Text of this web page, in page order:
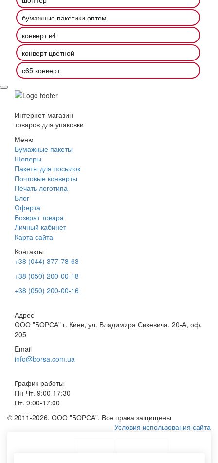
бумажные пакетики оптом
конверт в4
конверт цветной
с65 конверт
Интернет-магазин
товаров для упаковки
Меню
Бумажные пакеты
Шоперы
Пакеты для посылок
Почтовые конверты
Печать логотипа
Блог
Оферта
Возврат товара
Личный кабинет
Карта сайта
Контакты
+38 (044) 377-78-63
+38 (050) 200-00-18
+38 (050) 200-00-16
Адрес
ООО "БОРСА" г. Киев, ул. Владимира Сикевича, 20-А, оф.
205
Email
info@borsa.com.ua
График работы
Пн-Чт. 9:00-17:30
Пт. 9:00-17:00
© 2011-2026. ООО "БОРСА". Все права защищены
Условия использования сайта